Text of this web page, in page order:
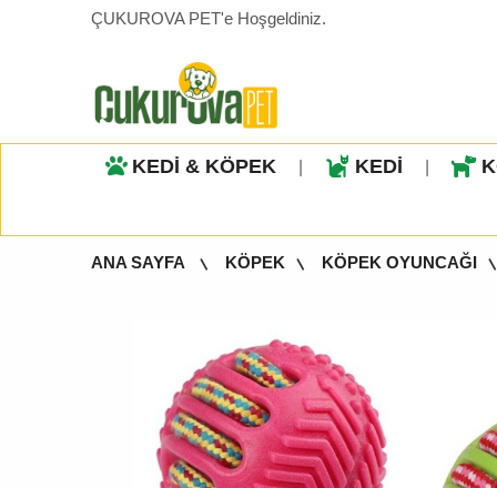
ÇUKUROVA PET'e Hoşgeldiniz.
KEDİ & KÖPEK KEDİ
ANA SAYFA KÖPEK KÖPEK OYUNCAĞI